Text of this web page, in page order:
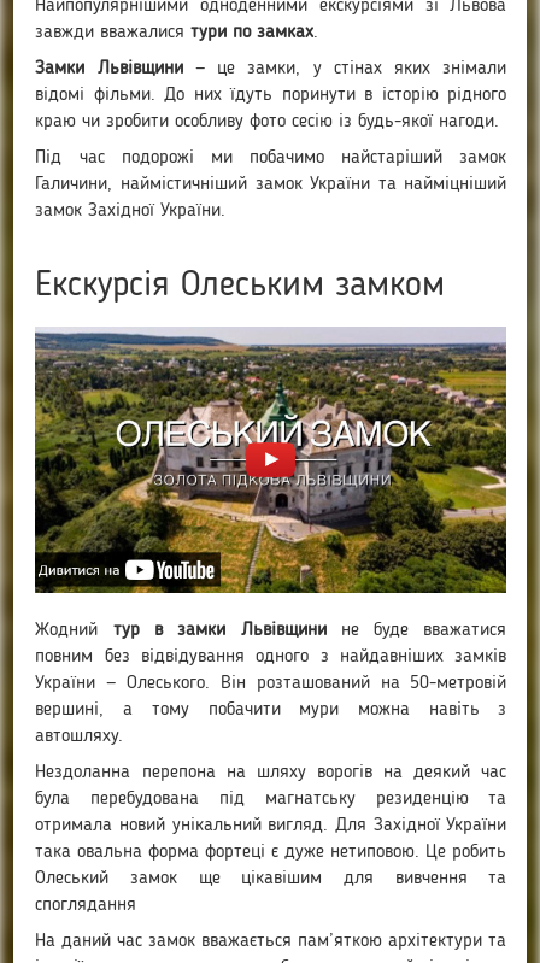
Найпопулярнішими одноденними екскурсіями зі Львова
завжди вважалисятури по замках.
Замки Львівщини— це замки, у стінах яких знімали
відомі фільми. До них їдуть поринути в історію рідного
краю чи зробити особливу фото сесію із будь-якої нагоди.
Під час подорожі ми побачимо найстаріший замок
Галичини, наймістичніший замок України та найміцніший
замок Західної України.
Екскурсія Олеським замком
Жодний тур в замки Львівщинине буде вважатися
повним без відвідування одного з найдавніших замків
України — Олеського. Він розташований на 50-метровій
вершині, а тому побачити мури можна навіть з
автошляху.
Нездоланна перепона на шляху ворогів на деякий час
була перебудована під магнатську резиденцію та
отримала новий унікальний вигляд. Для Західної України
така овальна форма фортеці є дуже нетиповою. Це робить
Олеський замок ще цікавішим для вивчення та
споглядання
На даний час замок вважається пам’яткою архітектури та